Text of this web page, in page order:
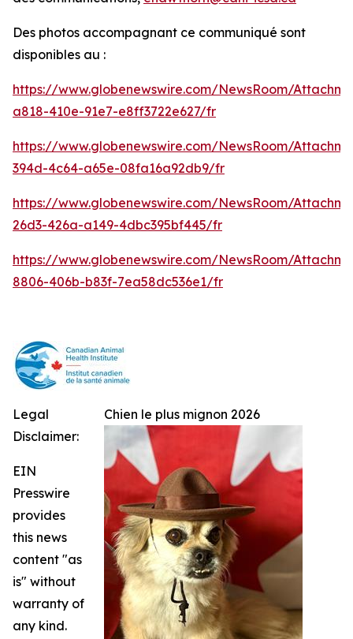
Des photos accompagnant ce communiqué sont
disponibles au :
https://www.globenewswire.com/NewsRoom/
a818-410e-91e7-e8ff3722e627/fr
https://www.globenewswire.com/NewsRoom/
394d-4c64-a65e-08fa16a92db9/fr
https://www.globenewswire.com/NewsRoom/
26d3-426a-a149-4dbc395bf445/fr
https://www.globenewswire.com/NewsRoom/
8806-406b-b83f-7ea58dc536e1/fr
Chien le plus mignon 2026
Legal
Disclaimer:
EIN
Presswire
provides
this news
content "as
is" without
warranty of
any kind.